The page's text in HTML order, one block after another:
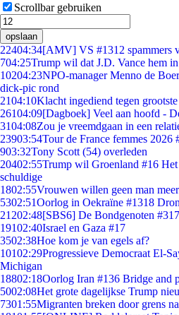
Scrollbar gebruiken
opslaan
22404:34[AMV] VS #1312 spammers
704:25Trump wil dat J.D. Vance hem
10204:23NPO-manager Menno de
dick-pic rond
2104:10Klacht ingediend tegen
26104:09[Dagboek] Veel aan hoofd -
3104:08Zou je vreemdgaan in een
23903:54Tour de France femmes
903:32Tony Scott (54) overleden
20402:55Trump wil Groenland #16 Het
schuldige
1802:55Vrouwen willen geen man
5302:51Oorlog in Oekraïne #1318
21202:48[SBS6] De Bondgenoten
19102:40Israel en Gaza #17
3502:38Hoe kom je van egels af?
10102:29Progressieve Democraat El-
Michigan
18802:18Oorlog Iran #136 Bridge and
5002:08Het grote dagelijkse Trump
7301:55Migranten breken door grens